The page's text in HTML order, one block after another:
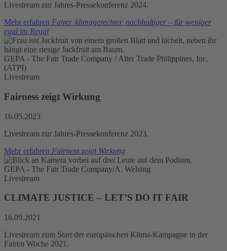
Livestream zur Jahres-Pressekonferenz 2024.
Mehr erfahren Fairer, klimagerechter, nachhaltiger – für weniger
egal im Regal
GEPA - The Fair Trade Company / Alter Trade Philippines, Inc.
(ATPI)
Livestream
Fairness zeigt Wirkung
16.05.2023
Livestream zur Jahres-Pressekonferenz 2023.
Mehr erfahren Fairness zeigt Wirkung
GEPA - The Fair Trade Company/A. Welsing
Livestream
CLIMATE JUSTICE – LET’S DO IT FAIR
16.09.2021
Livestream zum Start der europäischen Klima-Kampagne in der
Fairen Woche 2021.